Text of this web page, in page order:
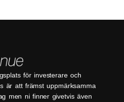
för investerare och
är att främst uppmärksamma
men ni finner givetvis även